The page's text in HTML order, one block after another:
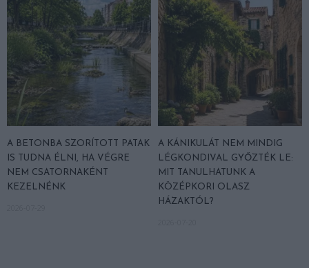
A BETONBA SZORÍTOTT PATAK
IS TUDNA ÉLNI, HA VÉGRE
NEM CSATORNAKÉNT
KEZELNÉNK
A KÁNIKULÁT NEM MINDIG
LÉGKONDIVAL GYŐZTÉK LE:
MIT TANULHATUNK A
KÖZÉPKORI OLASZ
HÁZAKTÓL?